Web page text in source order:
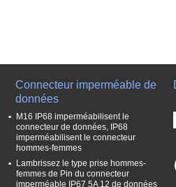
Connecteur imperméable de
données
M16 IP68 imperméabilisent le
connecteur de données, IP68
imperméabilisent le connecteur
hommes-femmes
Lambrissez le type prise hommes-
femmes de Pin du connecteur
imperméable IP67 5A 12 de données